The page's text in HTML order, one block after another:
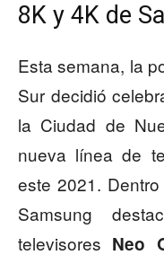
8K y 4K de
Esta semana, la
Sur decidió
la Ciudad de
nueva línea de
este 2021.
Samsung
televisores Neo